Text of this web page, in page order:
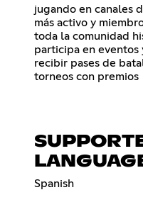
jugando en canales
más activo y
toda la comunidad
participa en eventos
recibir pases de
torneos con premios
Spanish